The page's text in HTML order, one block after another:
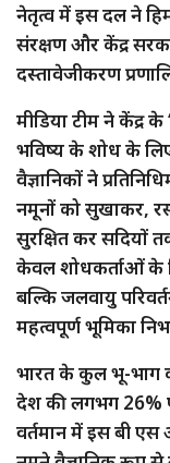
नेतृत्व में इस दल ने
संरक्षण और केंद्र
दस्तावेजीकरण
मीडिया टीम ने केंद्र के
भविष्य के शोध के लिए
वैज्ञानिकों ने
नमूनों को सुखाकर,
सुरक्षित कर सदियों
केवल शोधकर्ताओं के
बल्कि जलवायु
महत्वपूर्ण भूमिका
भारत के कुल भू-भाग
देश की लगभग 26%
वर्तमान में इस बी